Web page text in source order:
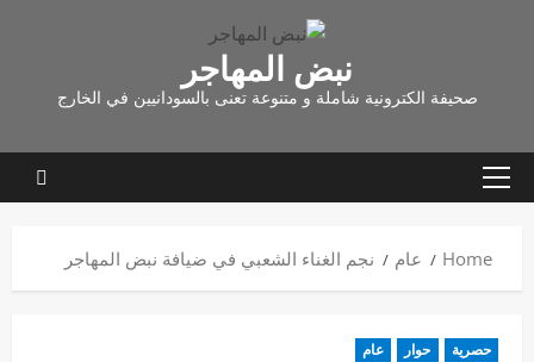
نبض المهاجر
صحيفة الكترونية شاملة و متنوعة تعنى بالسودانيين في الخارج
Home عام نجم الغناء الشعبي في ضيافة نبض المهاجر
حصرية حوار عام